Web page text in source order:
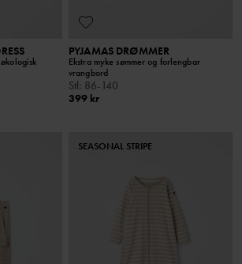
PYJAMAS DRØMMER
Ekstra myke sømmer og forlengbar
vrangbord
Stl: 86-140
399 kr
SEASONAL STRIPE